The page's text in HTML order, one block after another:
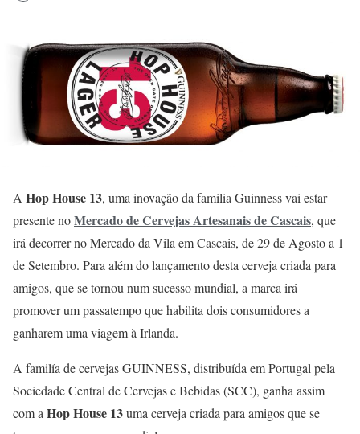
A Hop House 13, uma inovação da família Guinness vai estar
presente noMercado de Cervejas Artesanais de Cascais, que
irá decorrer no Mercado da Vila em Cascais, de 29 de Agosto a 1
de Setembro. Para além do lançamento desta cerveja criada para
amigos, que se tornou num sucesso mundial, a marca irá
promover um passatempo que habilita dois consumidores a
ganharem uma viagem à Irlanda.
A familía de cervejas GUINNESS, distribuída em Portugal pela
Sociedade Central de Cervejas e Bebidas (SCC), ganha assim
com a Hop House 13uma cerveja criada para amigos que se